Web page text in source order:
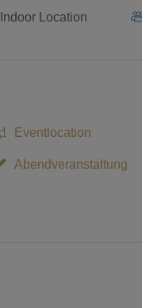
Indoor Location
Eventlocation
Abendveranstaltung